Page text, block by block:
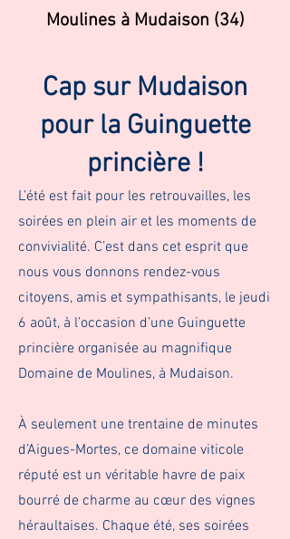
Moulines à Mudaison (34)
Cap sur Mudaison
pour la Guinguette
princière !
L’été est fait pour les retrouvailles, les
soirées en plein air et les moments de
convivialité. C’est dans cet esprit que
nous vous donnons rendez-vous
citoyens, amis et sympathisants, le jeudi
6 août, à l’occasion d’une Guinguette
princière organisée au magnifique
Domaine de Moulines, à Mudaison.
À seulement une trentaine de minutes
d’Aigues-Mortes, ce domaine viticole
réputé est un véritable havre de paix
bourré de charme au cœur des vignes
héraultaises. Chaque été, ses soirées